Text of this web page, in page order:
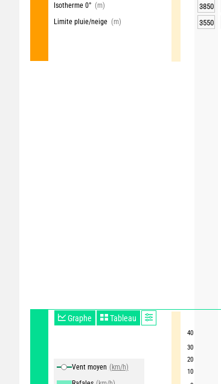
Isotherme 0° (m)
Limite pluie/neige (m)
Graphe Tableau
Vent moyen (km/h)
40
30
20
10
3850
3550